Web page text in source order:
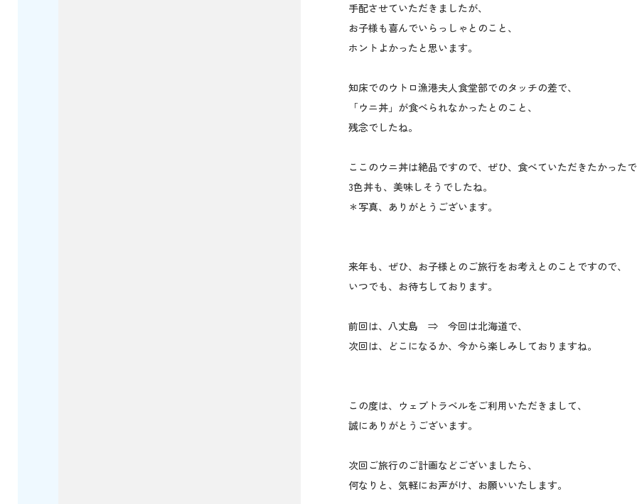
手配させていただきましたが、
お子様も喜んでいらっしゃとのこと、
ホントよかったと思います。
知床でのウトロ漁港夫人食堂部でのタッチの差で、
「ウニ丼」が食べられなかったとのこと、
残念でしたね。
ここのウニ丼は絶品ですので、ぜひ、食べていただきたかった
3色丼も、美味しそうでしたね。
＊写真、ありがとうございます。
来年も、ぜひ、お子様とのご旅行をお考えとのことですので、
いつでも、お待ちしております。
前回は、八丈島 ⇒ 今回は北海道で、
次回は、どこになるか、今から楽しみしておりますね。
この度は、ウェブトラベルをご利用いただきまして、
誠にありがとうございます。
次回ご旅行のご計画などございましたら、
何なりと、気軽にお声がけ、お願いいたします。